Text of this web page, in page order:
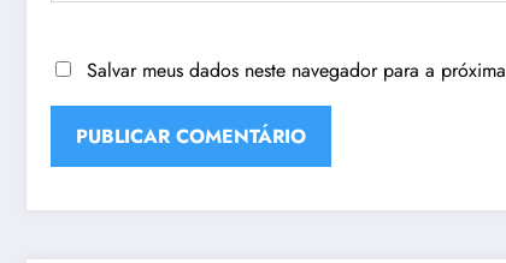
Salvar meus dados neste navegador para a